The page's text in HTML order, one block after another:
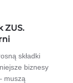
ZUS.
składki
biznesy
muszą